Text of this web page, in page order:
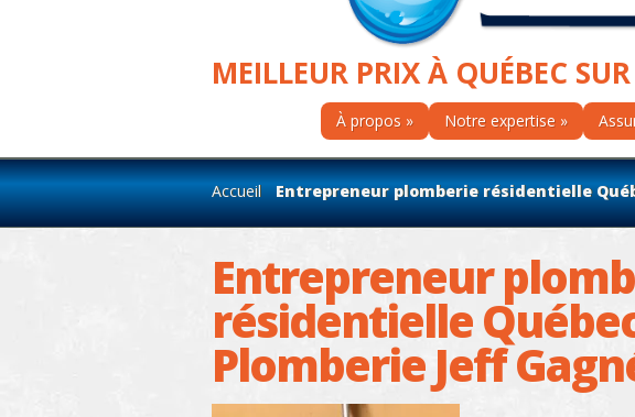
MEILLEUR PRIX À QUÉBEC
À propos Notre expertise
Accueil Entrepreneur plomberie résidentielle
Entrepreneur
résidentielle
Plomberie Jeff